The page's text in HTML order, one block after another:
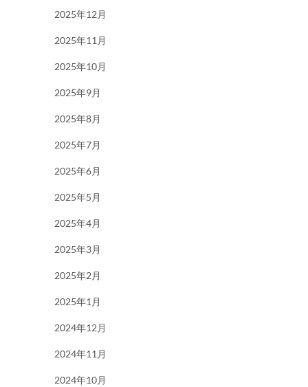
2025年12月
2025年11月
2025年10月
2025年9月
2025年8月
2025年7月
2025年6月
2025年5月
2025年4月
2025年3月
2025年2月
2025年1月
2024年12月
2024年11月
2024年10月